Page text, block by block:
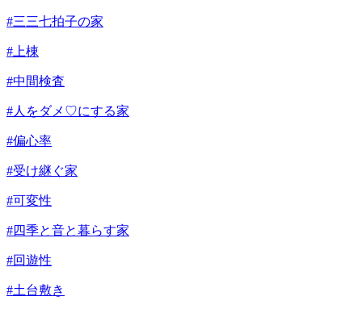
#三三七拍子の家
#上棟
#中間検査
#人をダメ♡にする家
#偏心率
#受け継ぐ家
#可変性
#四季と音と暮らす家
#回遊性
#土台敷き